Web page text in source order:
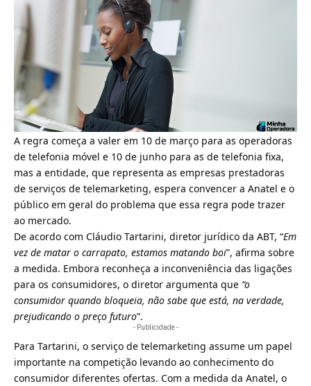
A regra começa a valer em 10 de março para as operadoras
de telefonia móvel e 10 de junho para as de telefonia fixa,
mas a entidade, que representa as empresas prestadoras
de serviços de telemarketing, espera convencer a Anatel e o
público em geral do problema que essa regra pode trazer
ao mercado.
De acordo com Cláudio Tartarini, diretor jurídico da ABT, “Em
vez de matar o carrapato, estamos matando boi”, afirma sobre
a medida. Embora reconheça a inconveniência das ligações
para os consumidores, o diretor argumenta que “o
consumidor quando bloqueia, não sabe que está, na verdade,
prejudicando o preço futuro”.
- Publicidade -
Para Tartarini, o serviço de telemarketing assume um papel
importante na competição levando ao conhecimento do
consumidor diferentes ofertas. Com a medida da Anatel, o